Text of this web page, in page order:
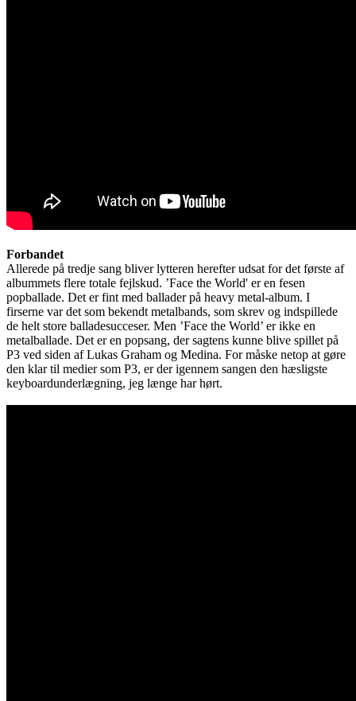
Forbandet
Allerede på tredje sang bliver lytteren herefter udsat for det første af
albummets flere totale fejlskud. ’Face the World' er en fesen
popballade. Det er fint med ballader på heavy metal-album. I
firserne var det som bekendt metalbands, som skrev og indspillede
de helt store balladesucceser. Men ’Face the World’ er ikke en
metalballade. Det er en popsang, der sagtens kunne blive spillet på
P3 ved siden af Lukas Graham og Medina. For måske netop at gøre
den klar til medier som P3, er der igennem sangen den hæsligste
keyboardunderlægning, jeg længe har hørt.